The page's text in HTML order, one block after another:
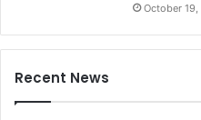
October
Recent News